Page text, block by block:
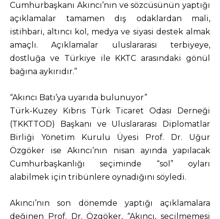
Cumhurbaşkanı Akıncı’nın ve sözcüsünün yaptığı
açıklamalar tamamen dış odaklardan mali,
istihbari, altıncı kol, medya ve siyasi destek almak
amaçlı. Açıklamalar uluslararası terbiyeye,
dostluğa ve Türkiye ile KKTC arasındaki gönül
bağına aykırıdır.”
“Akıncı Batı’ya uyarıda bulunuyor”
Türk-Kuzey Kıbrıs Türk Ticaret Odası Derneği
(TKKTTOD) Başkanı ve Uluslararası Diplomatlar
Birliği Yönetim Kurulu Üyesi Prof. Dr. Uğur
Özgöker ise Akıncı’nın nisan ayında yapılacak
Cumhurbaşkanlığı seçiminde “sol” oyları
alabilmek için tribünlere oynadığını söyledi.
Akıncı’nın son dönemde yaptığı açıklamalara
değinen Prof. Dr. Özgöker, “Akıncı, seçilmemesi